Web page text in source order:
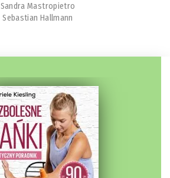
Sandra Mastropietro
Sebastian Hallmann